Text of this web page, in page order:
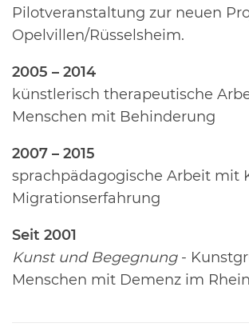
Pilotveranstaltung zur neuen
Opelvillen/Rüsselsheim.
2005 – 2014
künstlerisch therapeutische
Menschen mit Behinderung
2007 – 2015
sprachpädagogische Arbeit mit
Migrationserfahrung
Seit 2001
Kunst und Begegnung-
Menschen mit Demenz im